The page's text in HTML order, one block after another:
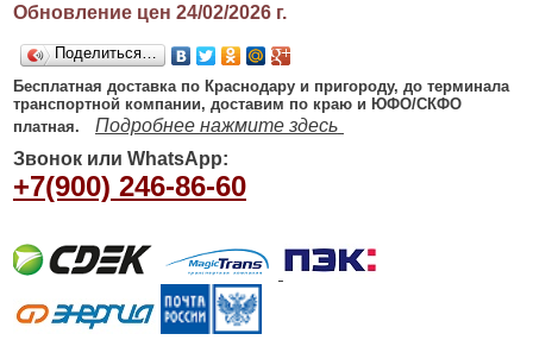
Обновление цен 24/02/2026г.
Поделиться…
Бесплатная доставка по Краснодару и пригороду, до терминала
транспортной компании, доставим по краю и ЮФО/СКФО
платная.
Подробнее нажмите здесь
Звонок или WhatsApp:
+7(900) 246-86-60